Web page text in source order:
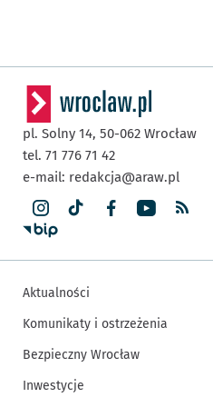
pl. Solny 14, 50-062 Wrocław
tel. 71 776 71 42
e-mail: redakcja@araw.pl
Aktualności
Komunikaty i ostrzeżenia
Bezpieczny Wrocław
Inwestycje